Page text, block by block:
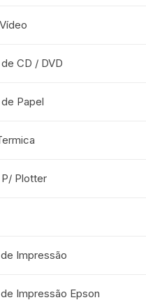
CD / DVD
Papel
Plotter
Impressão
Impressão Epson